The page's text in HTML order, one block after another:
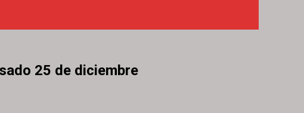
25 de diciembre